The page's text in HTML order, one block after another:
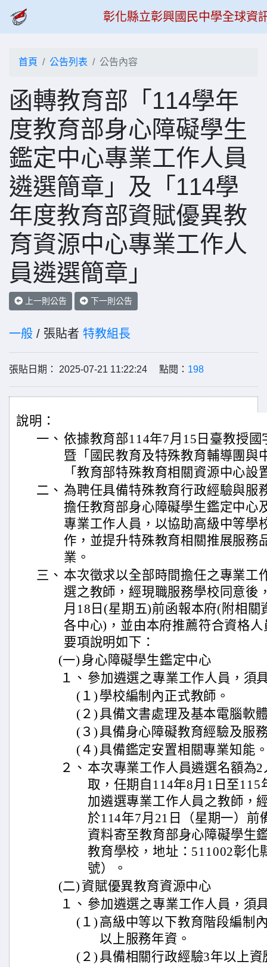
彰化縣立彰興國民中學全球資
首頁 公告列表 公告內容
函轉教育部「114學年
度教育部身心障礙學生
鑑定中心專業工作人員
遴選簡章」及「114學
年度教育部資賦優異教
育資源中心專業工作人
員遴選簡章」
上一則公告 下一則公告
一般 / 張貼者 特教組長
張貼日期： 2025-07-21 11:22:24 點閱： 198
說明：
一、 依據教育部114年7月15日臺教授
暨「國民教育及特殊教育輔導團與
「教育部特殊教育相關資源中心設
二、 為聘任具備特殊教育行政經驗與服
擔任教育部身心障礙學生鑑定中心
專業工作人員，以協助高級中等學
作，並提升特殊教育相關推展服務
業。
三、 本次徵求以全部時間擔任之專業工
選之教師，經現職服務學校同意後
月18日(星期五)前函報本府(附相關
各中心)，並由本府推薦符合資格
要項說明如下：
(一) 身心障礙學生鑑定中心
１、 參加遴選之專業工作人員，須
(１) 學校編制內正式教師。
(２) 具備文書處理及基本電腦軟
(３) 具備身心障礙教育經驗及服
(４) 具備鑑定安置相關專業知能
２、 本次專業工作人員遴選名額為
取，任期自114年8月1日至115
加遴選專業工作人員之教師，
於114年7月21日（星期一）前
資料寄至教育部身心障礙學生
教育學校，地址：511002彰化
號）。
(二) 資賦優異教育資源中心
１、 參加遴選之專業工作人員，須
(１) 高級中等以下教育階段編制
以上服務年資。
(２) 具備相關行政經驗3年以上資